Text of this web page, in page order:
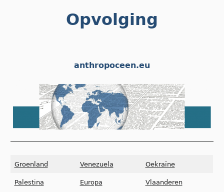
Opvolging
anthropoceen.eu
Groenland Venezuela Oekraïne
Palestina Europa Vlaanderen